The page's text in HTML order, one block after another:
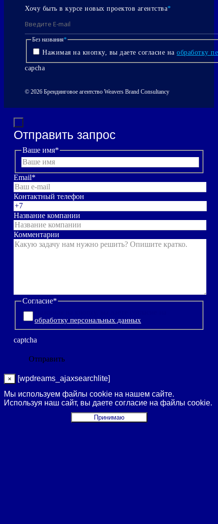
Хочу быть в курсе новых проектов агентства*
Без названия*
Нажимая на кнопку, вы даете согласие наобработку
capcha
© 2026 Брендинговое агентство Weavers Brand Consultancy
Отправить запрос
Ваше имя*
Email*
Контактный телефон
Название компании
Комментарии
Согласие*
обработку персональных данных
captcha
×
[wpdreams_ajaxsearchlite]
Мы используем файлы cookie на нашем сайте.
Используя наш сайт, вы даете согласие на файлы cookie.
Принимаю